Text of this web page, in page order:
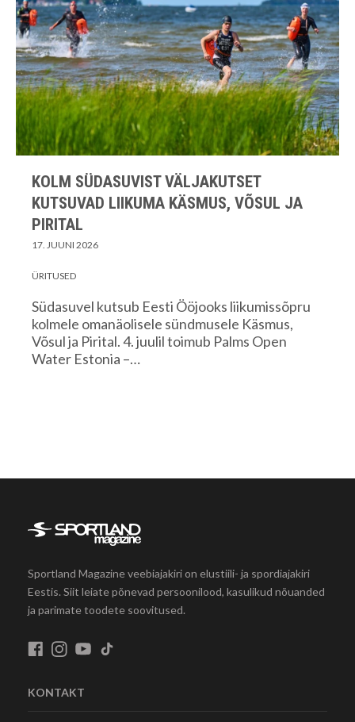
KOLM SÜDASUVIST VÄLJAKUTSET
KUTSUVAD LIIKUMA KÄSMUS, VÕSUL JA
PIRITAL
17. JUUNI 2026
ÜRITUSED
Südasuvel kutsub Eesti Ööjooks liikumissõpru
kolmele omanäolisele sündmusele Käsmus,
Võsul ja Pirital. 4. juulil toimub Palms Open
Water Estonia –…
Sportland Magazine veebiajakiri on elustiili- ja spordiajakiri
Eestis. Siit leiate põnevad persoonilood, kasulikud nõuanded
ja parimate toodete soovitused.
KONTAKT